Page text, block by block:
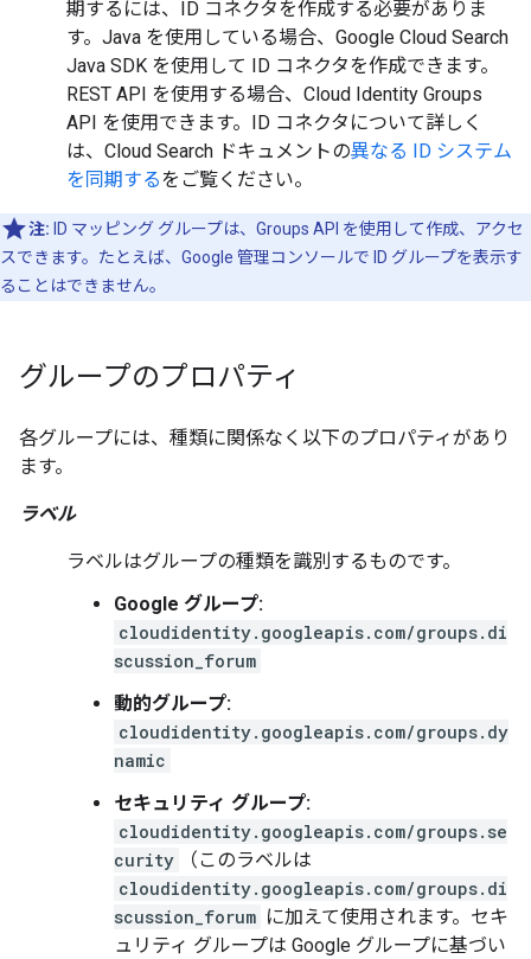
期するには、ID コネクタを作成する必要がありま
す。Java を使用している場合、Google Cloud Search
Java SDK を使用して ID コネクタを作成できます。
REST API を使用する場合、Cloud Identity Groups
API を使用できます。ID コネクタについて詳しく
は、Cloud Search ドキュメントの異なる ID システム
を同期するをご覧ください。
注: ID マッピング グループは、Groups API を使用して作成、アクセ
スできます。たとえば、Google 管理コンソールで ID グループを表示す
ることはできません。
グループのプロパティ
各グループには、種類に関係なく以下のプロパティがあり
ます。
ラベル
ラベルはグループの種類を識別するものです。
Google グループ:
cloudidentity.googleapis.com/groups.di
scussion_forum
動的グループ:
cloudidentity.googleapis.com/groups.dy
namic
セキュリティ グループ:
cloudidentity.googleapis.com/groups.se
curity
（このラベルは
cloudidentity.googleapis.com/groups.di
scussion_forum に加えて使用されます。セキ
ュリティ グループは Google グループに基づい